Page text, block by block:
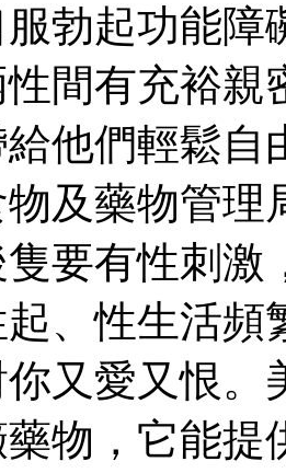
勃起功能
間有充裕親
他們輕鬆自
及藥物管
要有性刺激
、性生活頻
又愛又恨。
物，它能提